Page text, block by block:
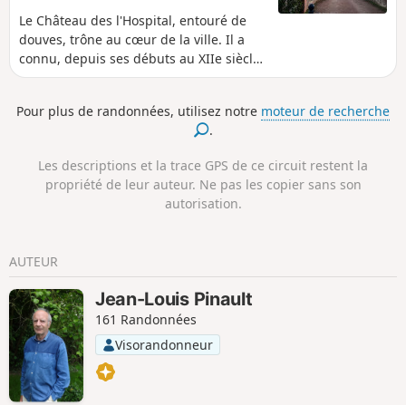
Le Château des l'Hospital, entouré de
douves, trône au cœur de la ville. Il a
connu, depuis ses débuts au XIIe siècle,
de nombreuses évolutions. Les cuisines,
l'entourent toujours aujourd'hui. Le parc
a, quant à lui, disparu. Faites-vous une
le lien suivant Les chemins de la
campagne environnante vous
conduiront de bois en bois où
Pour plus de randonnées, utilisez notre moteur de recherche
.
Les descriptions et la trace GPS de ce circuit restent la
propriété de leur auteur. Ne pas les copier sans son
autorisation.
AUTEUR
Jean-Louis Pinault
161 Randonnées
Visorandonneur